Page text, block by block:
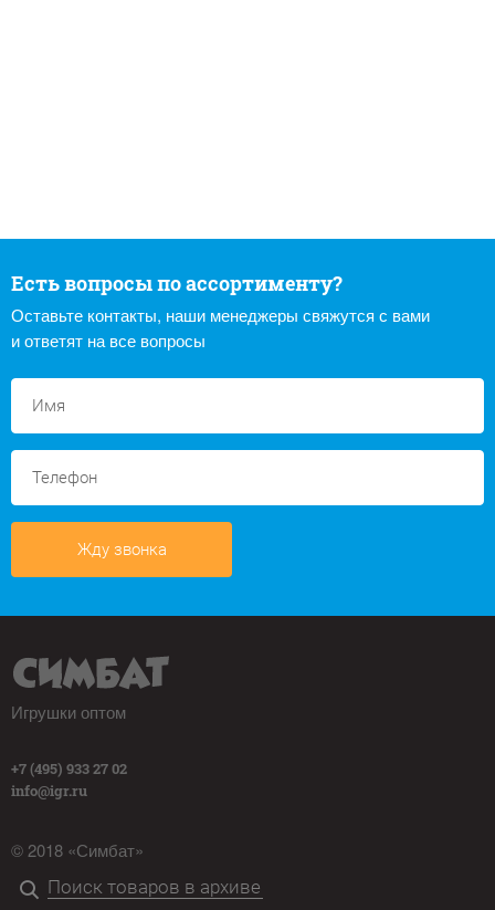
Есть вопросы по ассортименту?
Оставьте контакты, наши менеджеры свяжутся с вами
и ответят на все вопросы
Жду звонка
Игрушки оптом
+7 (495) 933 27 02
info@igr.ru
© 2018 «Симбат»